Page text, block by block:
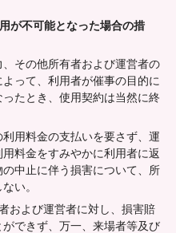
が不可能となった場合の措
その他所有者および運営者の
って、利用者が催事の目的に
たとき、使用契約は当然に終
用料金の支払いを要さず、運
料金をすみやかに利用者に返
中止に伴う損害について、所
い。
および運営者に対し、損害賠
できず、万一、来場者等及び